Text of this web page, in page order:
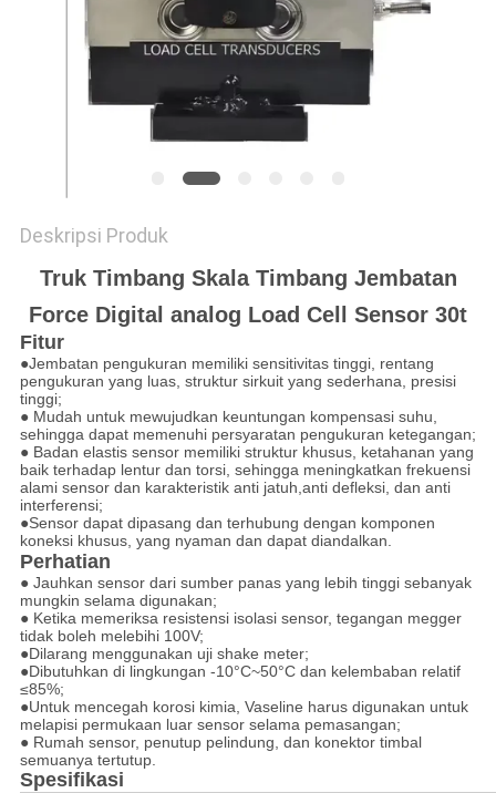
Deskripsi Produk
Truk Timbang Skala Timbang Jembatan
Force Digital analog Load Cell Sensor 30t
Fitur
●Jembatan pengukuran memiliki sensitivitas tinggi, rentang
pengukuran yang luas, struktur sirkuit yang sederhana, presisi
tinggi;
● Mudah untuk mewujudkan keuntungan kompensasi suhu,
sehingga dapat memenuhi persyaratan pengukuran ketegangan;
● Badan elastis sensor memiliki struktur khusus, ketahanan yang
baik terhadap lentur dan torsi, sehingga meningkatkan frekuensi
alami sensor dan karakteristik anti jatuh,anti defleksi, dan anti
interferensi;
●Sensor dapat dipasang dan terhubung dengan komponen
koneksi khusus, yang nyaman dan dapat diandalkan.
Perhatian
● Jauhkan sensor dari sumber panas yang lebih tinggi sebanyak
mungkin selama digunakan;
● Ketika memeriksa resistensi isolasi sensor, tegangan megger
tidak boleh melebihi 100V;
●Dilarang menggunakan uji shake meter;
●Dibutuhkan di lingkungan -10°C~50°C dan kelembaban relatif
≤85%;
●Untuk mencegah korosi kimia, Vaseline harus digunakan untuk
melapisi permukaan luar sensor selama pemasangan;
● Rumah sensor, penutup pelindung, dan konektor timbal
semuanya tertutup.
Spesifikasi